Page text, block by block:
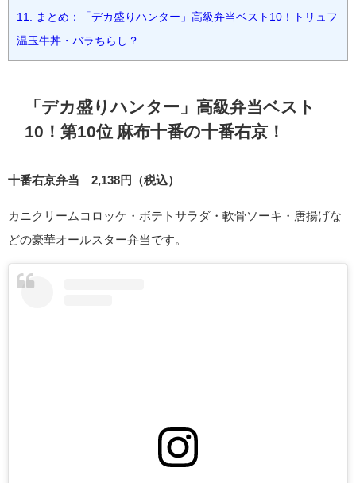
11. まとめ：「デカ盛りハンター」高級弁当ベスト10！トリュフ
温玉牛丼・バラちらし？
「デカ盛りハンター」高級弁当ベスト
10！第10位 麻布十番の十番右京！
十番右京弁当 2,138円（税込）
カニクリームコロッケ・ボテトサラダ・軟骨ソーキ・唐揚げな
どの豪華オールスター弁当です。